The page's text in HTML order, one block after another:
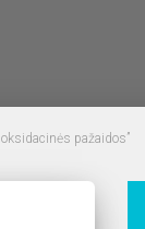
pažaidos”